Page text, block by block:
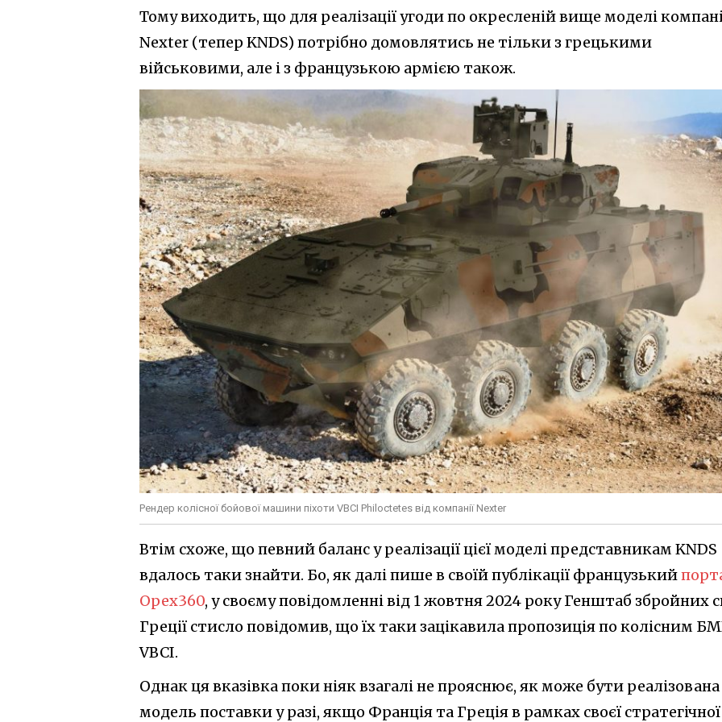
Тому виходить, що для реалізації угоди по окресленій вище моделі
Nexter (тепер KNDS) потрібно домовлятись не тільки з грецькими
військовими, але і з французькою армією також.
Рендер колісної бойової машини піхоти VBCI Philoctetes від компанії Nexter
Втім схоже, що певний баланс у реалізації цієї моделі представникам KNDS
вдалось таки знайти. Бо, як далі пише в своїй публікації французький
Opex360, у своєму повідомленні від 1 жовтня 2024 року Генштаб збройних
Греції стисло повідомив, що їх таки зацікавила пропозиція по колісним
VBCI.
Однак ця вказівка поки ніяк взагалі не прояснює, як може бути реалізована
модель поставки у разі, якщо Франція та Греція в рамках своєї стратегічної